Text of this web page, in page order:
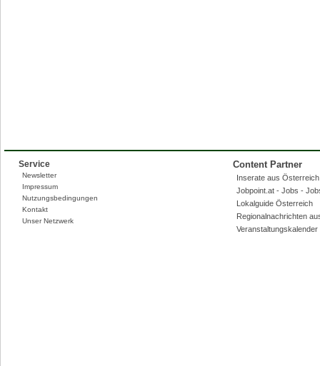
Service
Newsletter
Impressum
Nutzungsbedingungen
Kontakt
Unser Netzwerk
Content Partner
Inserate aus
Jobpoint.at - Jobs -
Lokalguide Österreich
Regionalnachrichten